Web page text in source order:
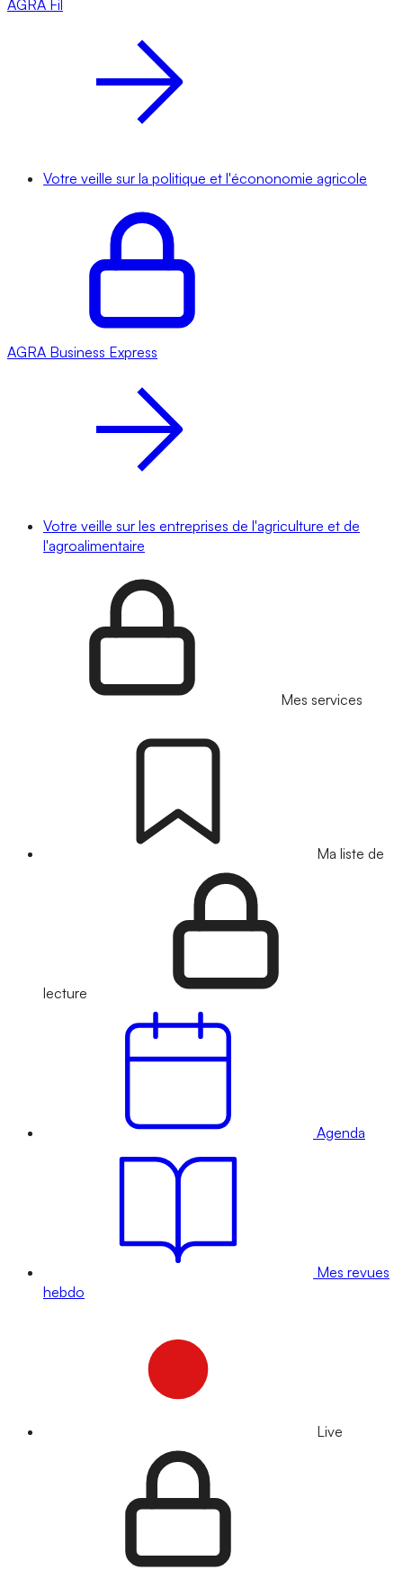
AGRA Fil
Votre veille sur la politique et l'écononomie agricole
AGRA Business Express
Votre veille sur les entreprises de l'agriculture et de
l'agroalimentaire
Mes services
Ma liste de
lecture
Agenda
Mes revues
hebdo
Live